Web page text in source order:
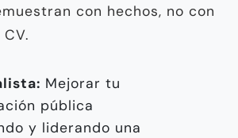
con hechos, no con
Mejorar tu
pública
y liderando una